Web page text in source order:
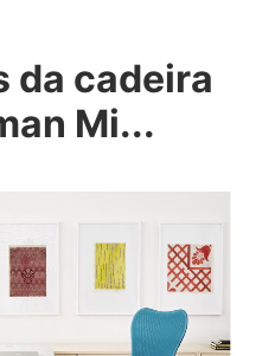
da cadeira
Mi...